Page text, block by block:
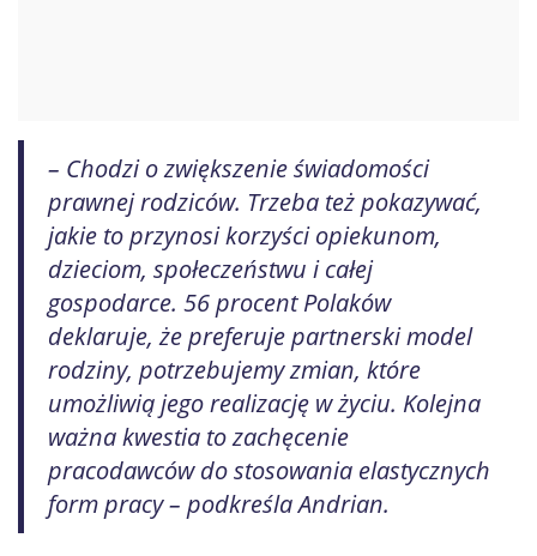
– Chodzi o zwiększenie świadomości
prawnej rodziców. Trzeba też pokazywać,
jakie to przynosi korzyści opiekunom,
dzieciom, społeczeństwu i całej
gospodarce. 56 procent Polaków
deklaruje, że preferuje partnerski model
rodziny, potrzebujemy zmian, które
umożliwią jego realizację w życiu. Kolejna
ważna kwestia to zachęcenie
pracodawców do stosowania elastycznych
form pracy – podkreśla Andrian.